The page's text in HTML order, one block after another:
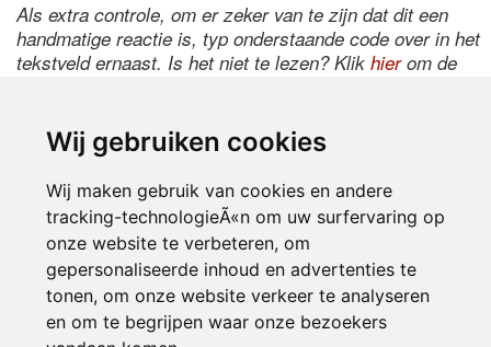
Wij gebruiken cookies
Wij maken gebruik van cookies en andere
tracking-technologieÃ«n om uw surfervaring op
onze website te verbeteren, om
gepersonaliseerde inhoud en advertenties te
tonen, om onze website verkeer te analyseren
en om te begrijpen waar onze bezoekers
Als extra controle, om er zeker van te zijn dat dit een
handmatige reactie is, typ onderstaande code over in het
tekstveld ernaast. Is het niet te lezen? Klik hierom de
Inloggen